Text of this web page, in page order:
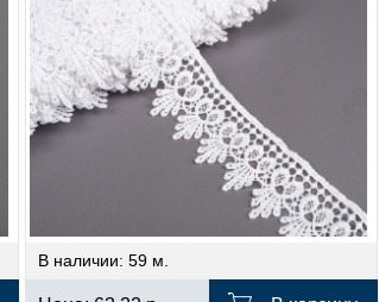
В наличии: 59 м.